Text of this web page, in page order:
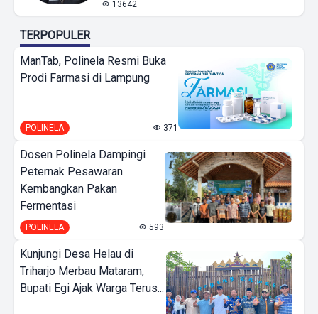
13642
TERPOPULER
ManTab, Polinela Resmi Buka
Prodi Farmasi di Lampung
POLINELA 371
Dosen Polinela Dampingi
Peternak Pesawaran
Kembangkan Pakan
Fermentasi
POLINELA 593
Kunjungi Desa Helau di
Triharjo Merbau Mataram,
Bupati Egi Ajak Warga Terus...